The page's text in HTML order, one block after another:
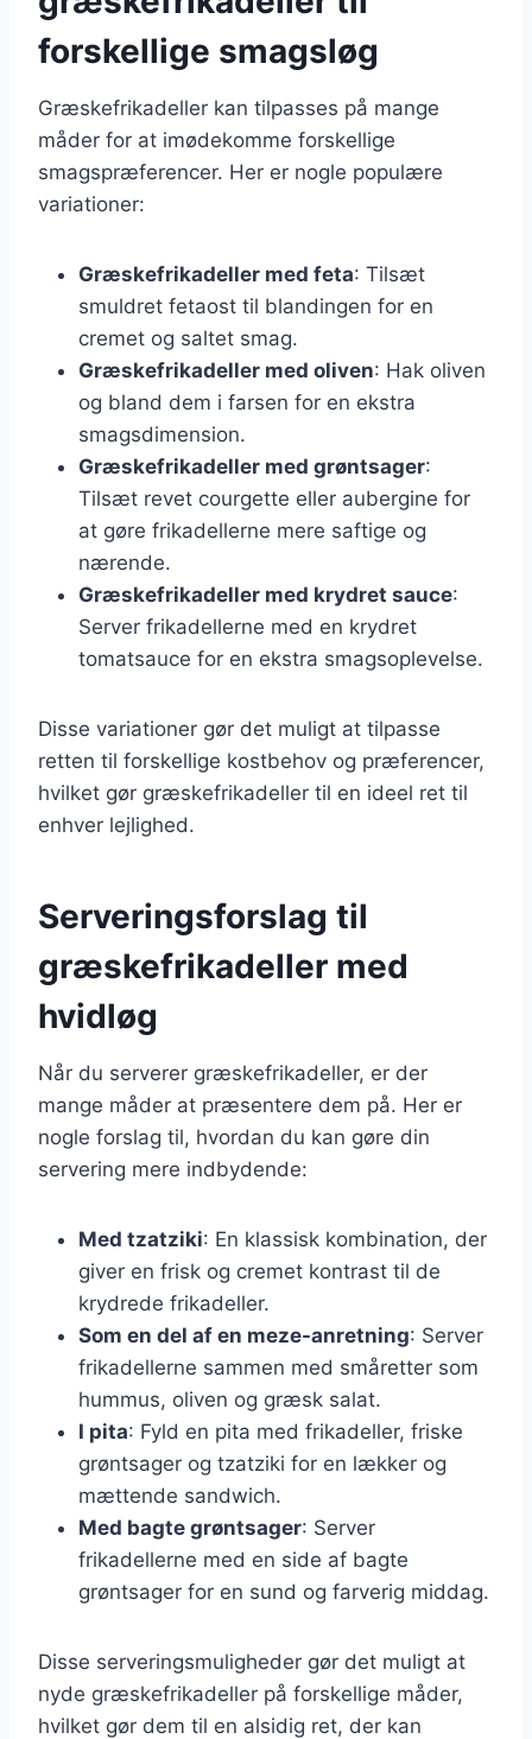
forskellige smagsløg
Græskefrikadeller kan tilpasses på mange
måder for at imødekomme forskellige
smagspræferencer. Her er nogle populære
variationer:
Græskefrikadeller med feta: Tilsæt
smuldret fetaost til blandingen for en
cremet og saltet smag.
Græskefrikadeller med oliven: Hak oliven
og bland dem i farsen for en ekstra
smagsdimension.
Græskefrikadeller med grøntsager:
Tilsæt revet courgette eller aubergine for
at gøre frikadellerne mere saftige og
nærende.
Græskefrikadeller med krydret sauce:
Server frikadellerne med en krydret
tomatsauce for en ekstra smagsoplevelse.
Disse variationer gør det muligt at tilpasse
retten til forskellige kostbehov og præferencer,
hvilket gør græskefrikadeller til en ideel ret til
enhver lejlighed.
Serveringsforslag til
græskefrikadeller med
hvidløg
Når du serverer græskefrikadeller, er der
mange måder at præsentere dem på. Her er
nogle forslag til, hvordan du kan gøre din
servering mere indbydende:
Med tzatziki: En klassisk kombination, der
giver en frisk og cremet kontrast til de
krydrede frikadeller.
Som en del af en meze-anretning: Server
frikadellerne sammen med småretter som
hummus, oliven og græsk salat.
I pita: Fyld en pita med frikadeller, friske
grøntsager og tzatziki for en lækker og
mættende sandwich.
Med bagte grøntsager: Server
frikadellerne med en side af bagte
grøntsager for en sund og farverig middag.
Disse serveringsmuligheder gør det muligt at
nyde græskefrikadeller på forskellige måder,
hvilket gør dem til en alsidig ret, der kan